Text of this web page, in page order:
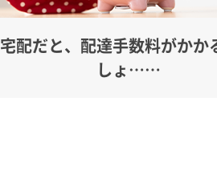
宅配だと、配達手数料がかか
しょ……